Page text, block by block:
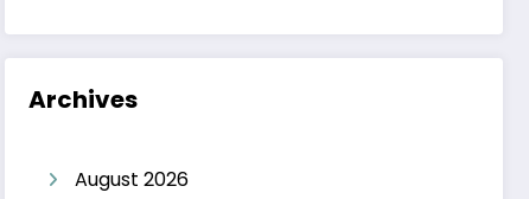
Archives
August 2026